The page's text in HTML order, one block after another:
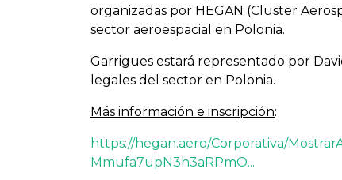
organizadas por HEGAN (Cluster
sector aeroespacial en Polonia.
Garrigues estará representado por
legales del sector en Polonia.
Más información e inscripción:
https://hegan.aero/Corporativa/
Mmufa7upN3h3aRPmO...